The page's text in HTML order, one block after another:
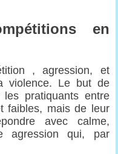
en
, agression, et
violence. Le but de
les pratiquants entre
faibles, mais de leur
avec calme,
agression qui, par